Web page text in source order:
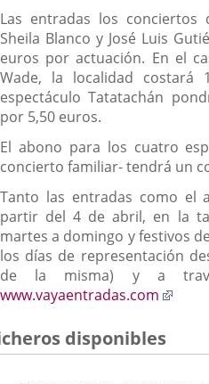
Las entradas los conciertos
Sheila Blanco y José Luis
euros por actuación. En el
Wade, la localidad costará
espectáculo Tatatachán
por 5,50 euros.
El abono para los cuatro
concierto familiar- tendrá un
Tanto las entradas como el
partir del 4 de abril, en la
martes a domingo y festivos
los días de representación
de la misma) y a
www.vayaentradas.com
disponibles